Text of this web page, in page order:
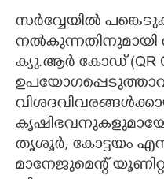
സർവ്വേയിൽ
നൽകുന്നതിനുമായി
ക്യു.ആർ കോഡ് (QR
തൃശൂർ, കോട്ടയം
മാനേജുമെന്റ്